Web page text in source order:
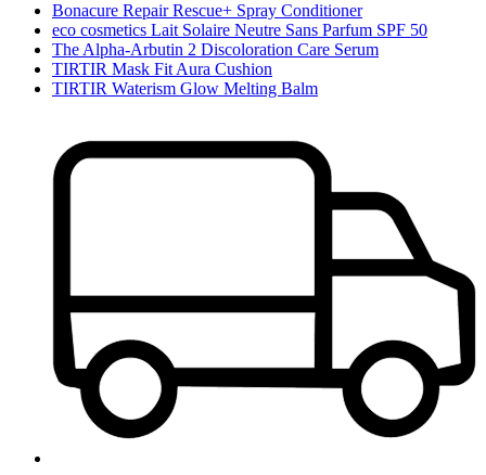
Bonacure Repair Rescue+ Spray Conditioner
eco cosmetics Lait Solaire Neutre Sans Parfum SPF 50
The Alpha-Arbutin 2 Discoloration Care Serum
TIRTIR Mask Fit Aura Cushion
TIRTIR Waterism Glow Melting Balm